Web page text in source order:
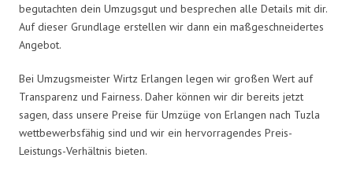
begutachten dein Umzugsgut und besprechen alle Details mit dir.
Auf dieser Grundlage erstellen wir dann ein maßgeschneidertes
Angebot.
Bei Umzugsmeister Wirtz Erlangen legen wir großen Wert auf
Transparenz und Fairness. Daher können wir dir bereits jetzt
sagen, dass unsere Preise für Umzüge von Erlangen nach Tuzla
wettbewerbsfähig sind und wir ein hervorragendes Preis-
Leistungs-Verhältnis bieten.